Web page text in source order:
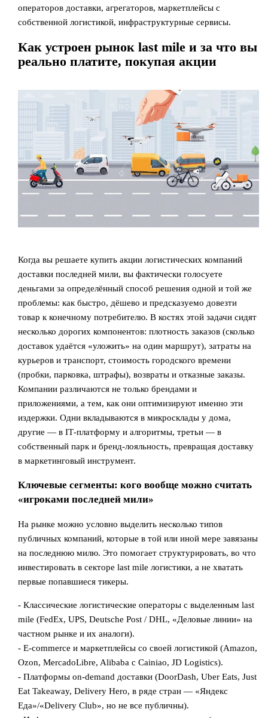
операторов доставки, агрегаторов, маркетплейсы с
собственной логистикой, инфраструктурные сервисы.
Как устроен рынок last mile и за что вы
реально платите, покупая акции
Когда вы решаете купить акции логистических компаний
доставки последней мили, вы фактически голосуете
деньгами за определённый способ решения одной и той же
проблемы: как быстро, дёшево и предсказуемо довезти
товар к конечному потребителю. В костях этой задачи сидят
несколько дорогих компонентов: плотность заказов (сколько
доставок удаётся «уложить» на один маршрут), затраты на
курьеров и транспорт, стоимость городского времени
(пробки, парковка, штрафы), возвраты и отказные заказы.
Компании различаются не только брендами и
приложениями, а тем, как они оптимизируют именно эти
издержки. Одни вкладываются в микросклады у дома,
другие — в IT‑платформу и алгоритмы, третьи — в
собственный парк и бренд‑лояльность, превращая доставку
в маркетинговый инструмент.
Ключевые сегменты: кого вообще можно считать
«игроками последней мили»
На рынке можно условно выделить несколько типов
публичных компаний, которые в той или иной мере завязаны
на последнюю милю. Это помогает структурировать, во что
инвестировать в секторе last mile логистики, а не хватать
первые попавшиеся тикеры.
- Классические логистические операторы с выделенным last
mile (FedEx, UPS, Deutsche Post / DHL, «Деловые линии» на
частном рынке и их аналоги).
- E‑commerce и маркетплейсы со своей логистикой (Amazon,
Ozon, MercadoLibre, Alibaba с Cainiao, JD Logistics).
- Платформы on‑demand доставки (DoorDash, Uber Eats, Just
Eat Takeaway, Delivery Hero, в ряде стран — «Яндекс
Еда»/«Delivery Club», но не все публичны).